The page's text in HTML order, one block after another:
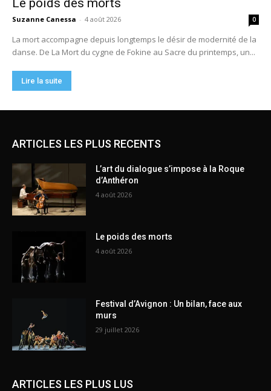
ARTICLES LES PLUS RECENTS
L’art du dialogue s’impose à la Roque
d’Anthéron
4 août 2026
Le poids des morts
4 août 2026
Festival d’Avignon : Un bilan, face aux
murs
29 juillet 2026
ARTICLES LES PLUS LUS